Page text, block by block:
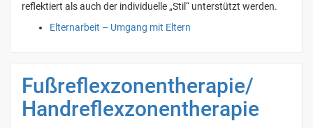
reflektiert als auch der individuelle „Stil“ unterstützt werden.
Elternarbeit – Umgang mit Eltern
Fußreflexzonentherapie/
Handreflexzonentherapie